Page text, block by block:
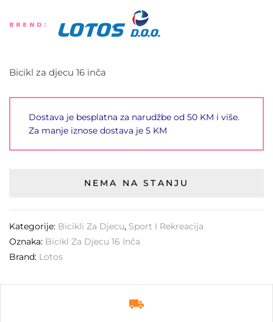
BREND:
Bicikl za djecu 16 inča
Dostava je besplatna za narudžbe od 50 KM i više.
Za manje iznose dostava je 5 KM
NEMA NA STANJU
Kategorije: Bicikli Za Djecu, Sport I Rekreacija
Oznaka: Bicikl Za Djecu 16 Inča
Brand: Lotos